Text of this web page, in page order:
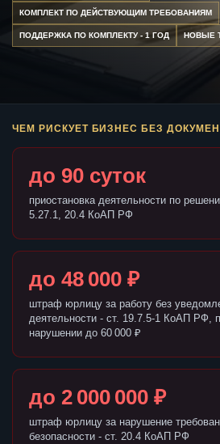
КОМПЛЕКТ ПО ДЕЙСТВУЮЩИМ ТРЕБОВАНИЯМ
ПОДДЕРЖКА ПО КОМПЛЕКТУ - 1 ГОД НОВЫЕ
ЧЕМ РИСКУЕТ БИЗНЕС БЕЗ
до 90 суток
приостановка деятельности по
5.27.1, 20.4 КоАП РФ
до 48 000 ₽
штраф юрлицу за работу без
деятельности - ст. 19.7.5-1 КоАП РФ,
нарушении до 60 000 ₽
до 2 000 000 ₽
штраф юрлицу за нарушение
безопасности - ст. 20.4 КоАП РФ